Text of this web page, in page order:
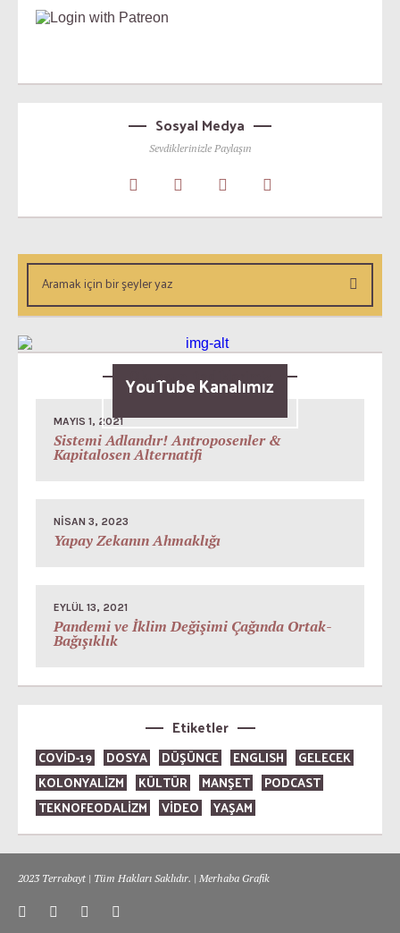
Sosyal Medya
Sevdiklerinizle Paylaşın
YouTube Kanalımız
Okunsun Dediklerimiz
MAYIS 1, 2021
Sistemi Adlandır! Antroposenler &
Kapitalosen Alternatifi
NISAN 3, 2023
Yapay Zekanın Ahmaklığı
EYLÜL 13, 2021
Pandemi ve İklim Değişimi Çağında Ortak-
Bağışıklık
Etiketler
COVID-19 DOSYA DÜŞÜNCE ENGLISH
GELECEK
KOLONYALİZM
KÜLTÜR MANŞET
PODCAST
TEKNOFEODALİZM
VİDEO YAŞAM
2023 Terrabayt | Tüm Hakları Saklıdır. | Merhaba Grafik